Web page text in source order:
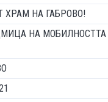
ХРАМ НА ГАБРОВО!
НА МОБИЛНОСТТА